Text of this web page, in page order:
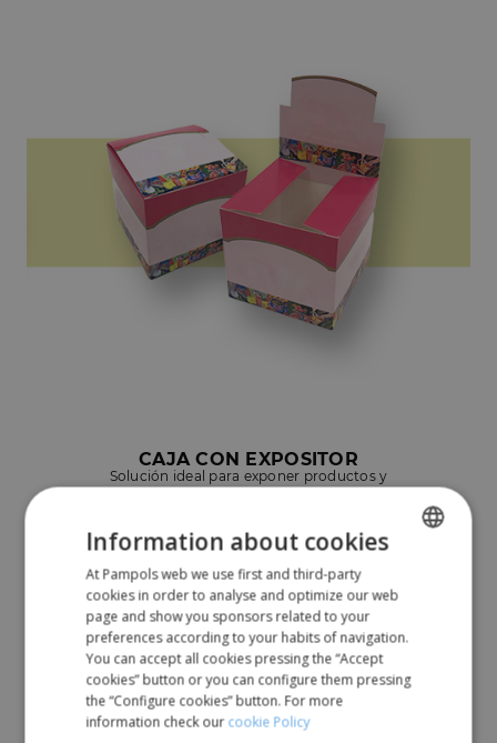
CAJA CON EXPOSITOR
Solución ideal para exponer productos y
BARQUETA/BANDEJA PARA ALIMENTOS
Envase idóneo para presentar fruta o
alimentos frescos.
CUÑA DE CARTÓN PARA CIERRE
Solución perfecta para el envasado de
pastelería.
Information about cookies
At Pampols web we use first and third-party
cookies in order to analyse and optimize our web
page and show you sponsors related to your
preferences according to your habits of navigation.
You can accept all cookies pressing the “Accept
cookies” button or you can configure them pressing
the “Configure cookies” button. For more
information check our cookie Policy